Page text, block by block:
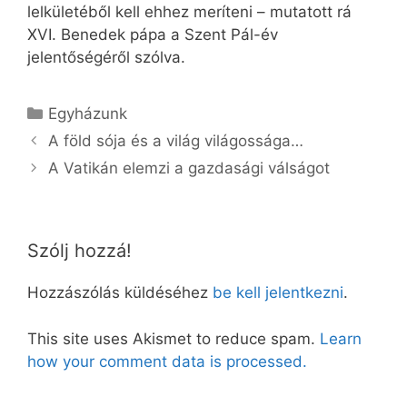
lelkületéből kell ehhez meríteni – mutatott rá
XVI. Benedek pápa a Szent Pál-év
jelentőségéről szólva.
Kategória
Egyházunk
A föld sója és a világ világossága…
A Vatikán elemzi a gazdasági válságot
Szólj hozzá!
Hozzászólás küldéséhez be kell jelentkezni.
This site uses Akismet to reduce spam. Learn
how your comment data is processed.